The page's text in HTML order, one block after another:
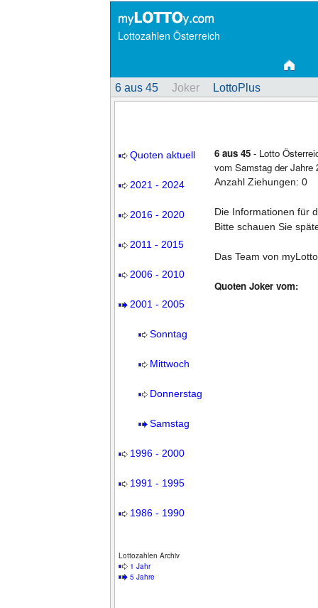
Lottozahlen Österreich
6 aus 45 Joker LottoPlus
Quoten aktuell
2021 - 2024
2016 - 2020
2011 - 2015
2006 - 2010
2001 - 2005
Sonntag
Mittwoch
Donnerstag
Samstag
1996 - 2000
1991 - 1995
1986 - 1990
Lottozahlen Archiv
1 Jahr
5 Jahre
6 aus 45 - Lotto
vom Samstag der Jahre
Anzahl Ziehungen: 0
Die Informationen für
Bitte schauen Sie
Das Team von
Quoten Joker vom: